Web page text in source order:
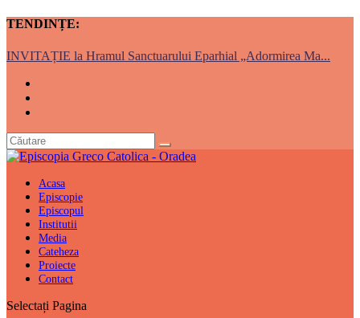
TENDINȚE:
INVITAȚIE la Hramul Sanctuarului Eparhial „Adormirea Ma...
Acasa
Episcopie
Episcopul
Institutii
Media
Cateheza
Proiecte
Contact
Selectați Pagina